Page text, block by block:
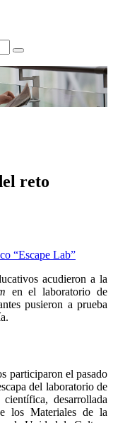
reto
acudieron a la
en el laboratorio de
pusieron a prueba
participaron el pasado
del laboratorio de
desarrollada
los Materiales de la